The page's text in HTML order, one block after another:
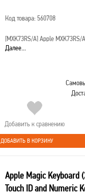
Код товара: 560708
[MXK73RS/A]Apple MXK73RS/A
Далее...
Добавить к сравнению
ДОБАВИТЬ В КОРЗИНУ
Apple Magic Keyboard
Touch ID and Numeric